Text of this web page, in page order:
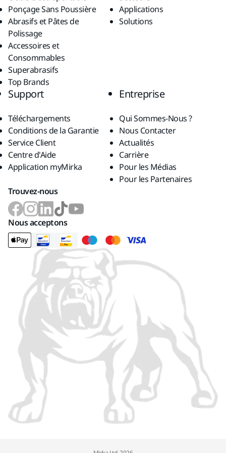
Ponçage Sans Poussière
Abrasifs et Pâtes de
Polissage
Accessoires et
Consommables
Superabrasifs
Top Brands
Applications
Solutions
Support
Téléchargements
Conditions de la Garantie
Service Client
Centre d'Aide
Application myMirka
Entreprise
Qui Sommes-Nous ?
Nous Contacter
Actualités
Carrière
Pour les Médias
Pour les Partenaires
Trouvez-nous
Nous acceptons